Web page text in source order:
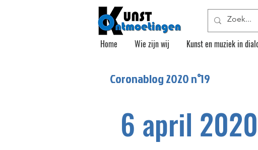
Home Wie zijn wij Kunst en muziek in
19
Coronablog 2020 n°
6 april